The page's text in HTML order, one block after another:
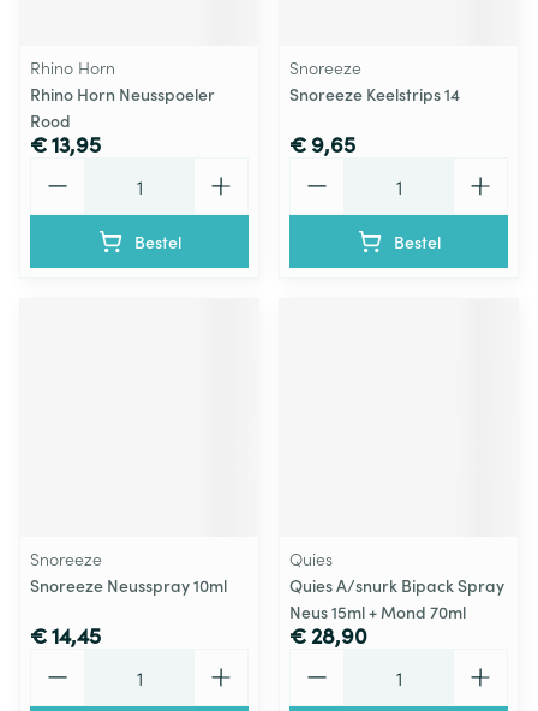
Rhino Horn
Rhino Horn Neusspoeler
Rood
€ 13,95
Bestel
Snoreeze
Snoreeze Keelstrips 14
€ 9,65
Bestel
Snoreeze
Snoreeze Neusspray 10ml
€ 14,45
Quies
Quies A/snurk Bipack Spray
Neus 15ml + Mond 70ml
€ 28,90